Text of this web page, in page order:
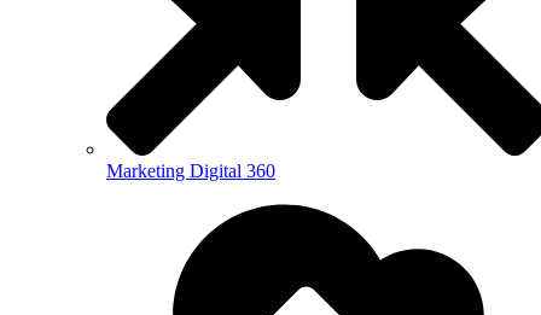
Marketing Digital 360